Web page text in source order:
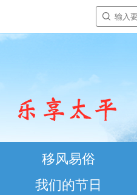
移风易俗
我们的节日